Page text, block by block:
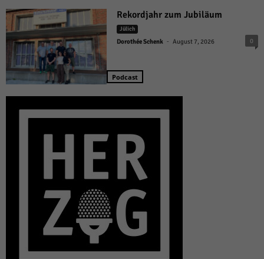
Rekordjahr zum Jubiläum
Jülich
Dorothée Schenk - August 7, 2026 0
Podcast